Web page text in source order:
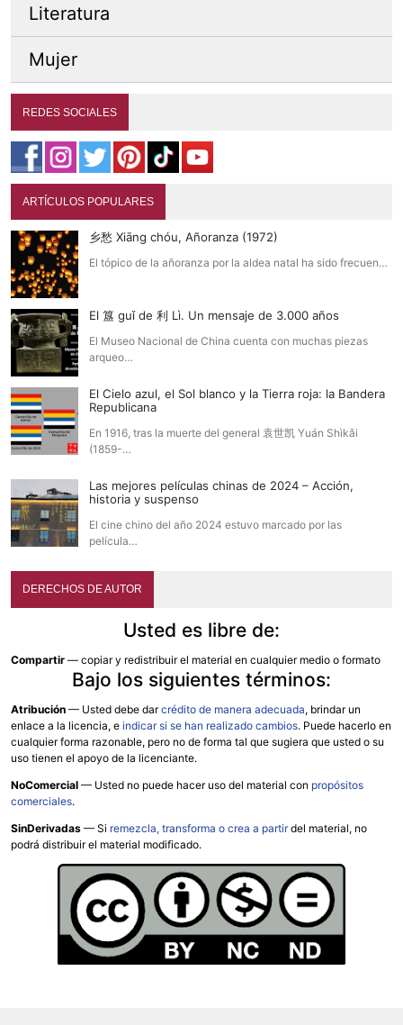
Literatura
Mujer
REDES SOCIALES
ARTÍCULOS POPULARES
乡愁 Xiāng chóu, Añoranza (1972)
El tópico de la añoranza por la aldea natal ha sido frecuen…
El 簋 guǐ de 利 Lì. Un mensaje de 3.000 años
El Museo Nacional de China cuenta con muchas piezas
arqueo…
El Cielo azul, el Sol blanco y la Tierra roja: la Bandera
Republicana
En 1916, tras la muerte del general 袁世凯 Yuán Shìkǎi
(1859-…
Las mejores películas chinas de 2024 – Acción,
historia y suspenso
El cine chino del año 2024 estuvo marcado por las
película…
DERECHOS DE AUTOR
Usted es libre de:
Compartir — copiar y redistribuir el material en cualquier medio o formato
Bajo los siguientes términos:
Atribución — Usted debe darcrédito de manera adecuada, brindar un
enlace a la licencia, e indicar si se han realizado cambios. Puede hacerlo en
cualquier forma razonable, pero no de forma tal que sugiera que usted o su
uso tienen el apoyo de la licenciante.
NoComercial — Usted no puede hacer uso del material con propósitos
comerciales.
SinDerivadas — Si remezcla, transforma o crea a partirdel material, no
podrá distribuir el material modificado.